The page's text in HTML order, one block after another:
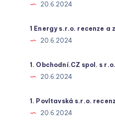
20.6.2024
1 Energy s.r.o. recenze a
20.6.2024
1. Obchodní.CZ spol. s
20.6.2024
1. Povltavská s.r.o.
20.6.2024